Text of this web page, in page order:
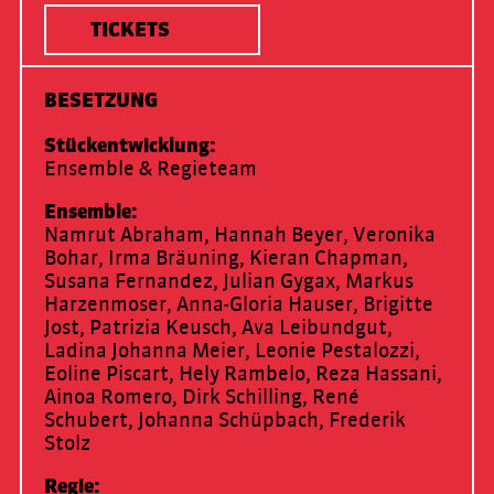
TICKETS
BESETZUNG
Stückentwicklung
Ensemble & Regieteam
Ensemble
Namrut Abraham, Hannah Beyer, Veronika
Bohar, Irma Bräuning, Kieran Chapman,
Susana Fernandez, Julian Gygax, Markus
Harzenmoser, Anna-Gloria Hauser, Brigitte
Jost, Patrizia Keusch, Ava Leibundgut,
Ladina Johanna Meier, Leonie Pestalozzi,
Eoline Piscart, Hely Rambelo, Reza Hassani,
Ainoa Romero, Dirk Schilling, René
Schubert, Johanna Schüpbach, Frederik
Stolz
Regie